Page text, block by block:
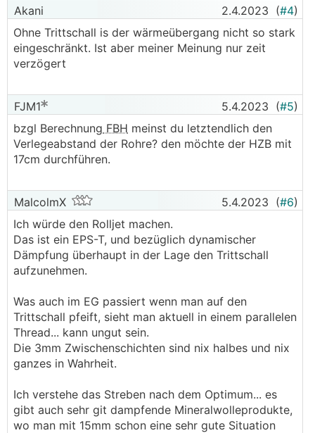
Akani 2.4.2023 (#4)
Ohne Trittschall is der wärmeübergang nicht so stark
eingeschränkt. Ist aber meiner Meinung nur zeit
verzögert
FJM1 5.4.2023 (#5)
bzgl Berechnung FBH meinst du letztendlich den
Verlegeabstand der Rohre? den möchte der HZB mit
17cm durchführen.
MalcolmX 5.4.2023 (#6)
Ich würde den Rolljet machen.
Das ist ein EPS-T, und bezüglich dynamischer
Dämpfung überhaupt in der Lage den Trittschall
aufzunehmen.
Was auch im EG passiert wenn man auf den
Trittschall pfeift, sieht man aktuell in einem parallelen
Thread... kann ungut sein.
Die 3mm Zwischenschichten sind nix halbes und nix
ganzes in Wahrheit.
Ich verstehe das Streben nach dem Optimum... es
gibt auch sehr git dampfende Mineralwolleprodukte,
wo man mit 15mm schon eine sehr gute Situation